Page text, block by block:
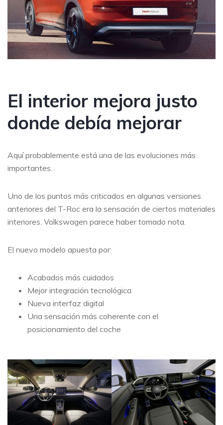
El interior mejora justo
donde debía mejorar
Aquí probablemente está una de las evoluciones más
importantes.
Uno de los puntos más criticados en algunas versiones
anteriores del T-Roc era la sensación de ciertos materiales
interiores. Volkswagen parece haber tomado nota.
El nuevo modelo apuesta por:
Acabados más cuidados
Mejor integración tecnológica
Nueva interfaz digital
Una sensación más coherente con el
posicionamiento del coche